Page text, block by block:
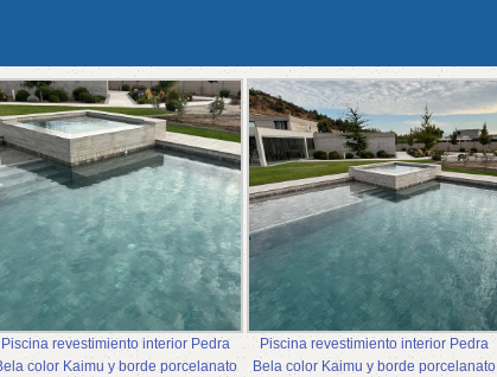
Piscina revestimiento interior Pedra
color Kaimu y borde porcelanato
Piscina revestimiento interior Pedra
Bela color Kaimu y borde porcelanato